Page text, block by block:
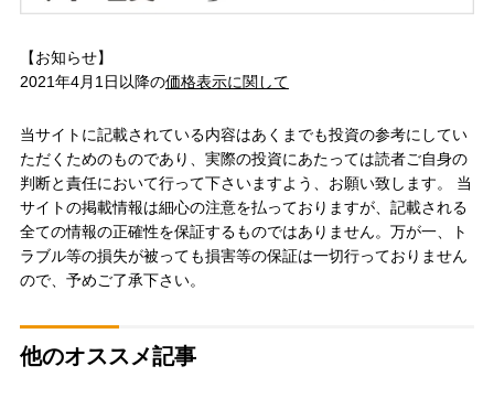
【お知らせ】
2021年4月1日以降の価格表示に関して
当サイトに記載されている内容はあくまでも投資の参考にしてい
ただくためのものであり、実際の投資にあたっては読者ご自身の
判断と責任において行って下さいますよう、お願い致します。 当
サイトの掲載情報は細心の注意を払っておりますが、記載される
全ての情報の正確性を保証するものではありません。万が一、ト
ラブル等の損失が被っても損害等の保証は一切行っておりません
ので、予めご了承下さい。
他のオススメ記事